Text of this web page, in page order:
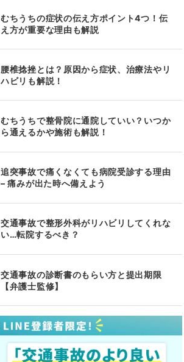
むちうちの症状の伝え方ポイント4つ！伝
え方が重要な理由も解説
腰椎捻挫とは？原因から症状、治療法やリ
ハビリも解説！
むちうちで整骨院に通院していい？いつか
ら通えるかや施術も解説！
追突事故で痛くなくても病院受診する理由
– 痛みが出た時へ備えよう
交通事故で整形外科がリハビリしてくれな
い…転院するべき？
交通事故の診断書のもらい方と提出期限
【弁護士監修】